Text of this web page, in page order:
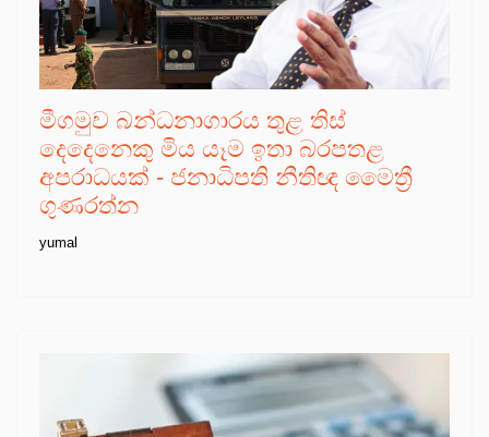
මීගමුව බන්ධනාගාරය තුළ තිස්
දෙදෙනෙකු මිය යෑම ඉතා බරපතළ
අපරාධයක් - ජනාධිපති නීතිඥ මෛත්‍රී
ගුණරත්න
yumal